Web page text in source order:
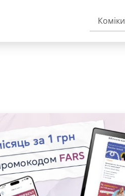
Коміки